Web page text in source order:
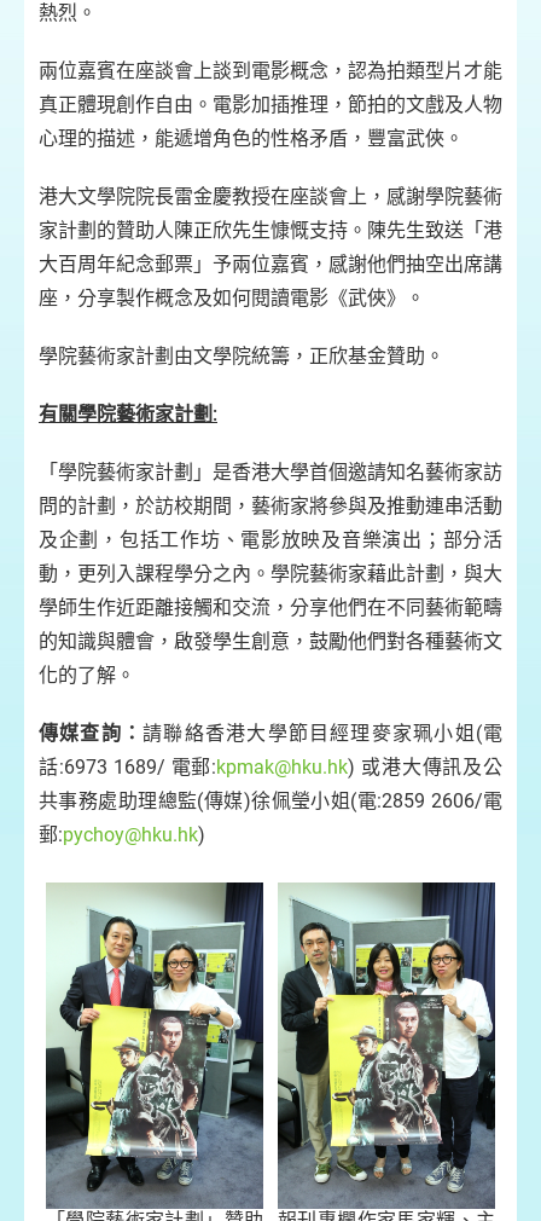
熱烈。
兩位嘉賓在座談會上談到電影概念，認為拍類型片才能
真正體現創作自由。電影加插推理，節拍的文戲及人物
心理的描述，能遞增角色的性格矛盾，豐富武俠。
港大文學院院長雷金慶教授在座談會上，感謝學院藝術
家計劃的贊助人陳正欣先生慷慨支持。陳先生致送「港
大百周年紀念郵票」予兩位嘉賓，感謝他們抽空出席講
座，分享製作概念及如何閱讀電影《武俠》。
學院藝術家計劃由文學院統籌，正欣基金贊助。
有關學院藝術家計劃:
「學院藝術家計劃」是香港大學首個邀請知名藝術家訪
問的計劃，於訪校期間，藝術家將參與及推動連串活動
及企劃，包括工作坊、電影放映及音樂演出；部分活
動，更列入課程學分之內。學院藝術家藉此計劃，與大
學師生作近距離接觸和交流，分享他們在不同藝術範疇
的知識與體會，啟發學生創意，鼓勵他們對各種藝術文
化的了解。
傳媒查詢：請聯絡香港大學節目經理麥家珮小姐(電
話:6973 1689/ 電郵:kpmak@hku.hk) 或港大傳訊及公
共事務處助理總監(傳媒)徐佩瑩小姐(電:2859 2606/電
郵:pychoy@hku.hk)